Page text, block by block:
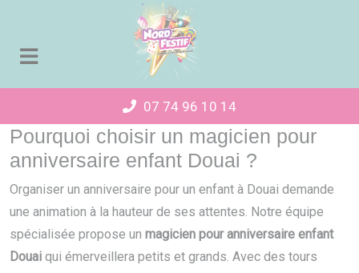
07 74 96 10 14
Pourquoi choisir un magicien pour
anniversaire enfant Douai ?
Organiser un anniversaire pour un enfant à Douai demande
une animation à la hauteur de ses attentes. Notre équipe
spécialisée propose un magicien pour anniversaire enfant
Douai qui émerveillera petits et grands. Avec des tours
Panneau de gestion des cookies